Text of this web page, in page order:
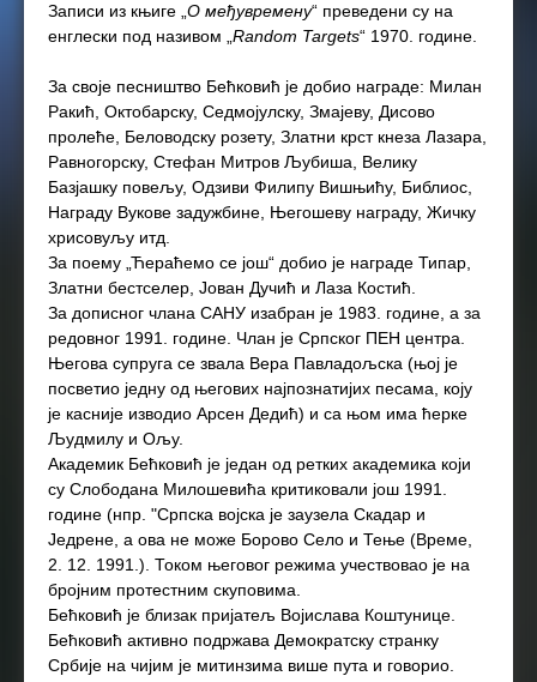
Записи из књиге „ О међувремену“ преведени су на
енглески под називом „ Random Targets“ 1970. године.
За своје песништво Бећковић је добио награде: Милан
Ракић, Октобарску, Седмојулску, Змајеву, Дисово
пролеће, Беловодску розету, Златни крст кнеза Лазара,
Равногорску, Стефан Митров Љубиша, Велику
Базјашку повељу, Одзиви Филипу Вишњићу, Библиос,
Награду Вукове задужбине, Његошеву награду, Жичку
хрисовуљу итд.
За поему „Ћераћемо се још“ добио је награде Типар,
Златни бестселер, Јован Дучић и Лаза Костић.
За дописног члана САНУ изабран је 1983. године, а за
редовног 1991. године. Члан је Српског ПЕН центра.
Његова супруга се звала Вера Павладољска (њој је
посветио једну од његових најпознатијих песама, коју
је касније изводио Арсен Дедић) и са њом има ћерке
Људмилу и Ољу.
Академик Бећковић је један од ретких академика који
су Слободана Милошевића критиковали још 1991.
године (нпр. "Српска војска је заузела Скадар и
Једрене, а ова не може Борово Село и Тење (Време,
2. 12. 1991.). Током његовог режима учествовао је на
бројним протестним скуповима.
Бећковић је близак пријатељ Војислава Коштунице.
Бећковић активно подржава Демократску странку
Србије на чијим је митинзима више пута и говорио.